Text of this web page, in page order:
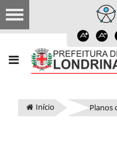
Início Planos